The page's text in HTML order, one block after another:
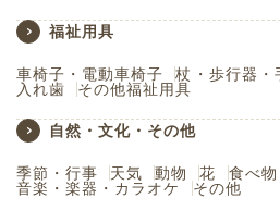
福祉用具
車椅子・電動車椅子 杖・歩行器・
入れ歯
その他福祉用具
自然・文化・その他
季節・行事 天気 動物 花
食べ
音楽・楽器・カラオケ
その他